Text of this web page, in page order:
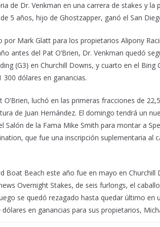
de Dr. Venkman en una carrera de stakes y
5 años, hijo de Ghostzapper, ganó el San
Mark Glatt para los propietarios Alipony
antes del Pat O’Brien, Dr. Venkman quedó
(G3) en Churchill Downs, y cuarto en el
300 dólares en ganancias.
luchó en las primeras fracciones de
de Juan Hernández. El domingo tendrá un
Salón de la Fama Mike Smith para montar a
que fue una inscripción suplementaria al
Boat Beach este año fue en mayo en
Overnight Stakes, de seis furlongs, el
se quedó rezagado hasta quedar último en
en ganancias para sus propietarios,